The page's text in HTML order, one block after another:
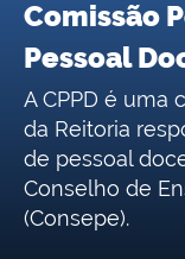
Comissão
Pessoal
A CPPD é uma
da Reitoria
de pessoal
Conselho de
(Consepe).